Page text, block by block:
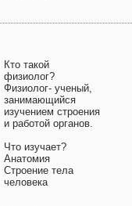
Кто такой
физиолог?
Физиолог- ученый,
занимающийся
изучением строения
и работой органов.
Что изучает?
Анатомия
Строение тела
человека